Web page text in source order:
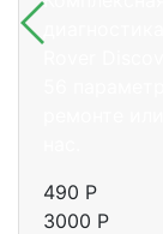
490 Р
3000 Р